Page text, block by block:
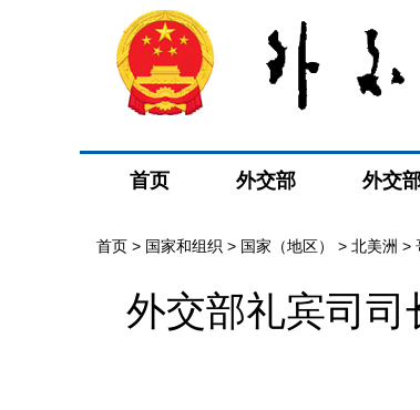
首页 外交部 外交
首页 > 国家和组织 > 国家（地区） > 北美洲 >
外交部礼宾司